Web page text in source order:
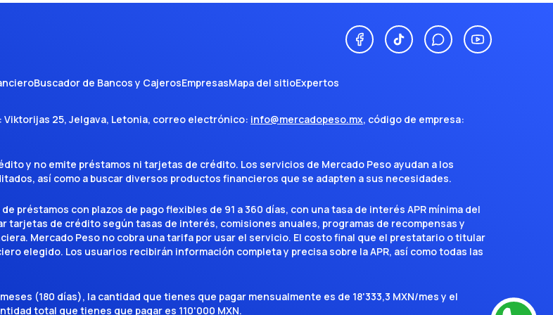
Buscador de Bancos y CajerosEmpresasMapa del sitioExpertos
Viktorijas 25, Jelgava, Letonia, correo electrónico: info@mercadopeso.mx, código de empresa:
y no emite préstamos ni tarjetas de crédito. Los servicios de Mercado Peso ayudan a los
así como a buscar diversos productos financieros que se adapten a sus necesidades.
préstamos con plazos de pago flexibles de 91 a 360 días, con una tasa de interés APR mínima del
tarjetas de crédito según tasas de interés, comisiones anuales, programas de recompensas y
Mercado Peso no cobra una tarifa por usar el servicio. El costo final que el prestatario o titular
elegido. Los usuarios recibirán información completa y precisa sobre la APR, así como todas las
(180 días), la cantidad que tienes que pagar mensualmente es de 18'333,3 MXN/mes y el
total que tienes que pagar es 110'000 MXN.